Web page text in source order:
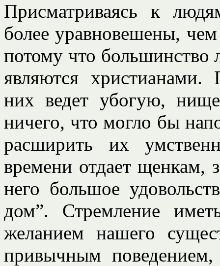
Присматриваясь к
более уравновешены,
потому что большинство
являются
них ведет убогую,
ничего, что могло бы
расширить их
времени отдает щенкам,
него большое
дом”. Стремление
желанием нашего
привычным